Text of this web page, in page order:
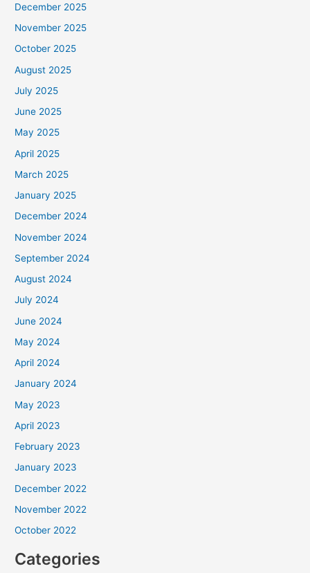
December 2025
November 2025
October 2025
August 2025
July 2025
June 2025
May 2025
April 2025
March 2025
January 2025
December 2024
November 2024
September 2024
August 2024
July 2024
June 2024
May 2024
April 2024
January 2024
May 2023
April 2023
February 2023
January 2023
December 2022
November 2022
October 2022
Categories